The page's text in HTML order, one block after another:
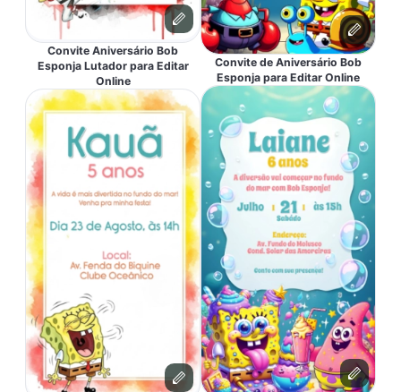
Convite Aniversário Bob
Esponja Lutador para Editar
Online
Convite de Aniversário Bob
Esponja para Editar Online